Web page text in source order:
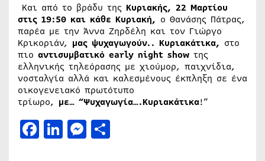
Και από το βράδυ της Κυριακής, 22 Μαρτίου
στις 19:50 και κάθε Κυριακή, ο Θανάσης Πάτρας,
παρέα με την Άννα Ζηρδέλη και τον Γιώργο
Κρικοριάν, μας ψυχαγωγούν.. Κυριακάτικα, στο
πιο αντισυμβατικό early night show της
ελληνικής τηλεόρασης με χιούμορ, παιχνίδια,
νοσταλγία αλλά και καλεσμένους έκπληξη σε ένα
οικογενειακό πρωτότυπο
τρίωρο, με… “Ψυχαγωγία….Κυριακάτικα!”
Facebook
LinkedIn
Messenger